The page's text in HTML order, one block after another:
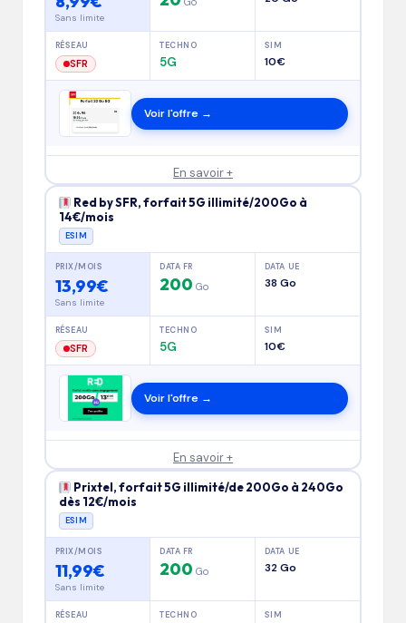
Sans limite
RÉSEAU
SFR
TECHNO
5G
SIM
10€
Voir l'offre →
En savoir +
Red by SFR, forfait 5G illimité/200Go à
14€/mois
ESIM
PRIX/MOIS
13,99€
Sans limite
DATA FR
200 Go
DATA UE
38 Go
RÉSEAU
SFR
TECHNO
5G
SIM
10€
Voir l'offre →
En savoir +
Prixtel, forfait 5G illimité/de 200Go à 240Go
dès 12€/mois
ESIM
PRIX/MOIS
11,99€
Sans limite
DATA FR
200 Go
DATA UE
32 Go
RÉSEAU TECHNO SIM